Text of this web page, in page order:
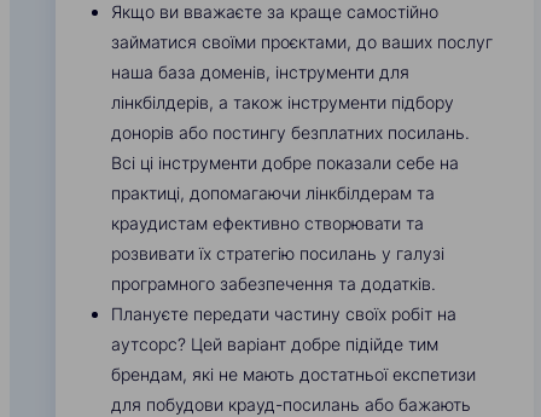
Якщо ви вважаєте за краще самостійно
займатися своїми проєктами, до ваших послуг
наша база доменів, інструменти для
лінкбілдерів, а також інструменти підбору
донорів або постингу безплатних посилань.
Всі ці інструменти добре показали себе на
практиці, допомагаючи лінкбілдерам та
краудистам ефективно створювати та
розвивати їх стратегію посилань у галузі
програмного забезпечення та додатків.
Плануєте передати частину своїх робіт на
аутсорс? Цей варіант добре підійде тим
брендам, які не мають достатньої експетизи
для побудови крауд-посилань або бажають